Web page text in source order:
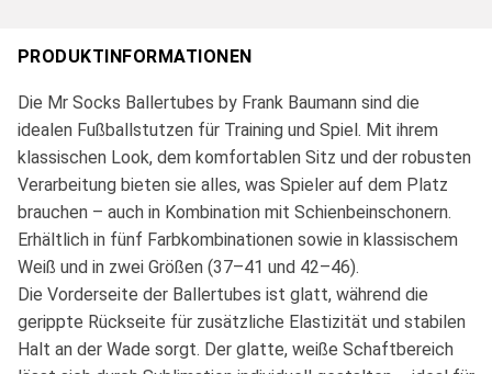
PRODUKTINFORMATIONEN
Die Mr Socks Ballertubes by Frank Baumann sind die
idealen Fußballstutzen für Training und Spiel. Mit ihrem
klassischen Look, dem komfortablen Sitz und der robusten
Verarbeitung bieten sie alles, was Spieler auf dem Platz
brauchen – auch in Kombination mit Schienbeinschonern.
Erhältlich in fünf Farbkombinationen sowie in klassischem
Weiß und in zwei Größen (37–41 und 42–46).
Die Vorderseite der Ballertubes ist glatt, während die
gerippte Rückseite für zusätzliche Elastizität und stabilen
Halt an der Wade sorgt. Der glatte, weiße Schaftbereich